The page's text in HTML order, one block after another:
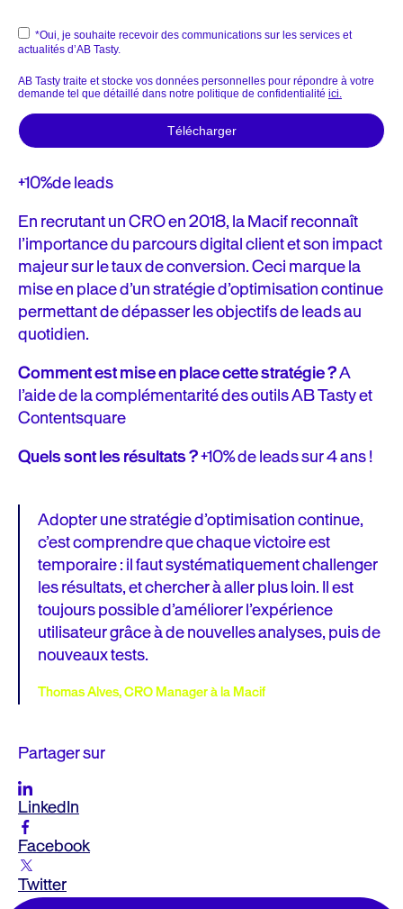
+10%de leads
En recrutant un CRO en 2018, la Macif reconnaît
l’importance du parcours digital client et son impact
majeur sur le taux de conversion. Ceci marque la
mise en place d’un stratégie d’optimisation continue
permettant de dépasser les objectifs de leads au
quotidien.
Comment est mise en place cette stratégie ?A
l’aide de la complémentarité des outils AB Tasty et
Contentsquare
Quels sont les résultats ?+10% de leads sur 4 ans !
Adopter une stratégie d’optimisation continue,
c’est comprendre que chaque victoire est
temporaire : il faut systématiquement challenger
les résultats, et chercher à aller plus loin. Il est
toujours possible d’améliorer l’expérience
utilisateur grâce à de nouvelles analyses, puis de
nouveaux tests.
Thomas Alves, CRO Manager à la Macif
Partager sur
LinkedIn
Facebook
Twitter